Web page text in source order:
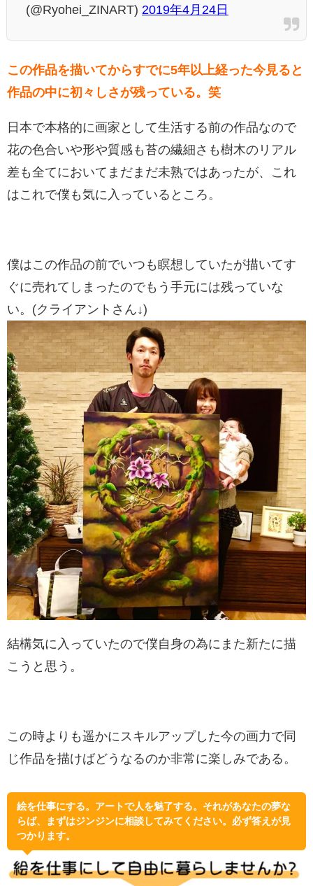
(@Ryohei_ZINART) 2019年4月24日
この作品を描いてからすでに5年以上経った今見ると
作品の中に初々しさが残っている。笑
日本で本格的に画家として生活する前の作品なので
花の色合いや形や質感も苔の繊細さも樹木のリアル
差も全てにおいてまだまだ未熟ではあったが、これ
はこれで僕も気に入っているところ。
僕はこの作品の前でいつも瞑想していたが描いてす
ぐに売れてしまったのでもう手元には残っていな
い。(クライアントさん↓)
結構気に入っていたので僕自身の為にまた新たに描
こうと思う。
この時よりも遥かにスキルアップした今の画力で同
じ作品を描けばどうなるのか非常に楽しみである。
絵を仕事にする。アートで人を魅了する。それがあなたの夢な
らば、まずはジンジンに相談してみてください。必ず答えが見
つかります。